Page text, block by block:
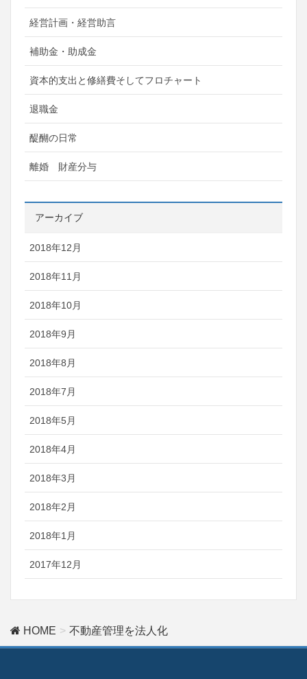
経営計画・経営助言
補助金・助成金
資本的支出と修繕費そしてフロチャート
退職金
醍醐の日常
離婚 財産分与
アーカイブ
2018年12月
2018年11月
2018年10月
2018年9月
2018年8月
2018年7月
2018年5月
2018年4月
2018年3月
2018年2月
2018年1月
2017年12月
HOME 不動産管理を法人化